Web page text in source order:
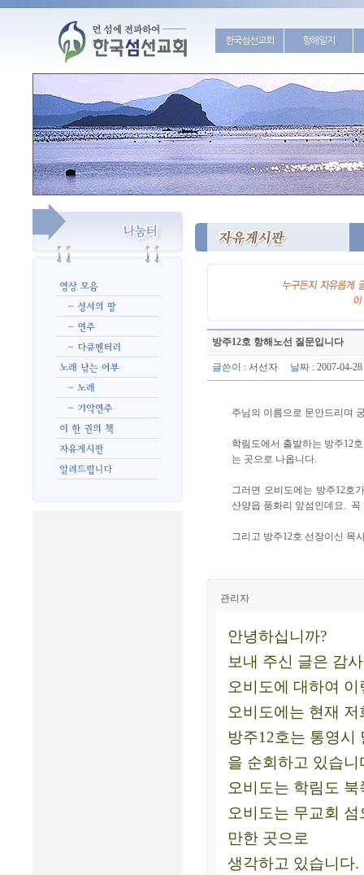
한국섬선교회 항해일지
방주12호 항해노선 질문입니다
글쓴이 : 서선자 날짜 : 2007-04-
주님의 이름으로 문안드리며
학림도에서 출발하는 방주12
는 곳으로 나옵니다.
그러면 오비도에는 방주12호
산양읍 풍화리 앞섬인데요. 꼭
그리고 방주12호 선장이신 목
관리자
안녕하십니까?
보내 주신 글은 감
오비도에 대하여
오비도에는 현재
방주12호는 통영시
을 순회하고 있습니
오비도는 학림도
오비도는 무교회
만한 곳으로
생각하고 있습니다